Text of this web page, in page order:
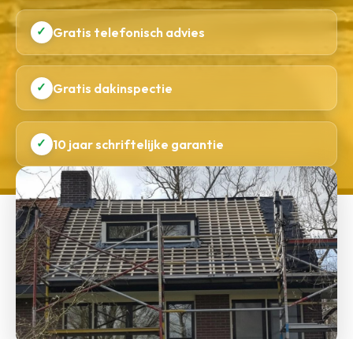
✓ Gratis telefonisch advies
✓ Gratis dakinspectie
✓ 10 jaar schriftelijke garantie